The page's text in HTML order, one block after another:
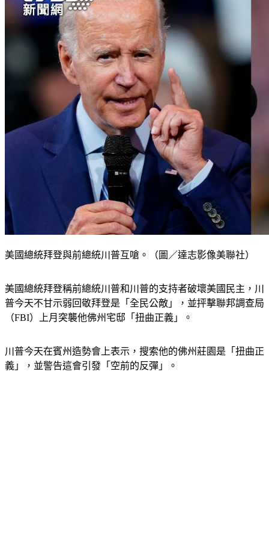
美國總統拜登與前總統川普互嗆。（圖／達志影像美聯社）
美國總統拜登稱前總統川普和川普的支持者破壞美國民主，川
普今天不甘示弱回敬拜登是「全民公敵」，並抨擊聯邦調查局
（FBI）上月突襲他佛州宅邸「扭曲正義」。
川普今天在賓州造勢會上表示，搜索他的佛州莊園是「扭曲正
義」，並警告這會引發「空前的反彈」。